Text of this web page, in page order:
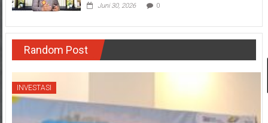
Juni 30, 2026 0
Random Post
INVESTASI